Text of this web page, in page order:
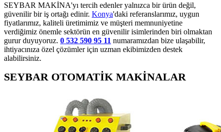
SEYBAR MAKİNA'yı tercih edenler yalnızca bir ürün değil,
güvenilir bir iş ortağı edinir. Konya'daki referanslarımız, uygun
fiyatlarımız, kaliteli üretimimiz ve müşteri memnuniyetine
verdiğimiz önemle sektörün en güvenilir isimlerinden biri olmaktan
gurur duyuyoruz. 0 532 590 95 11 numaramızdan bize ulaşabilir,
ihtiyacınıza özel çözümler için uzman ekibimizden destek
alabilirsiniz.
SEYBAR OTOMATİK MAKİNALAR